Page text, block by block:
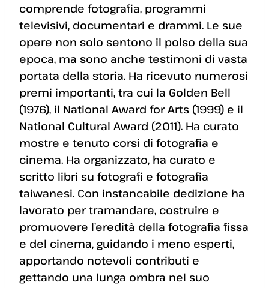
comprende fotografia, programmi
televisivi, documentari e drammi. Le sue
opere non solo sentono il polso della sua
epoca, ma sono anche testimoni di vasta
portata della storia. Ha ricevuto numerosi
premi importanti, tra cui la Golden Bell
(1976), il National Award for Arts (1999) e il
National Cultural Award (2011). Ha curato
mostre e tenuto corsi di fotografia e
cinema. Ha organizzato, ha curato e
scritto libri su fotografi e fotografia
taiwanesi. Con instancabile dedizione ha
lavorato per tramandare, costruire e
promuovere l’eredità della fotografia fissa
e del cinema, guidando i meno esperti,
apportando notevoli contributi e
gettando una lunga ombra nel suo